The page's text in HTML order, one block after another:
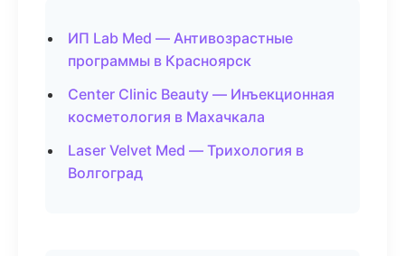
ИП Lab Med — Антивозрастные
программы в Красноярск
Center Clinic Beauty — Инъекционная
косметология в Махачкала
Laser Velvet Med — Трихология в
Волгоград